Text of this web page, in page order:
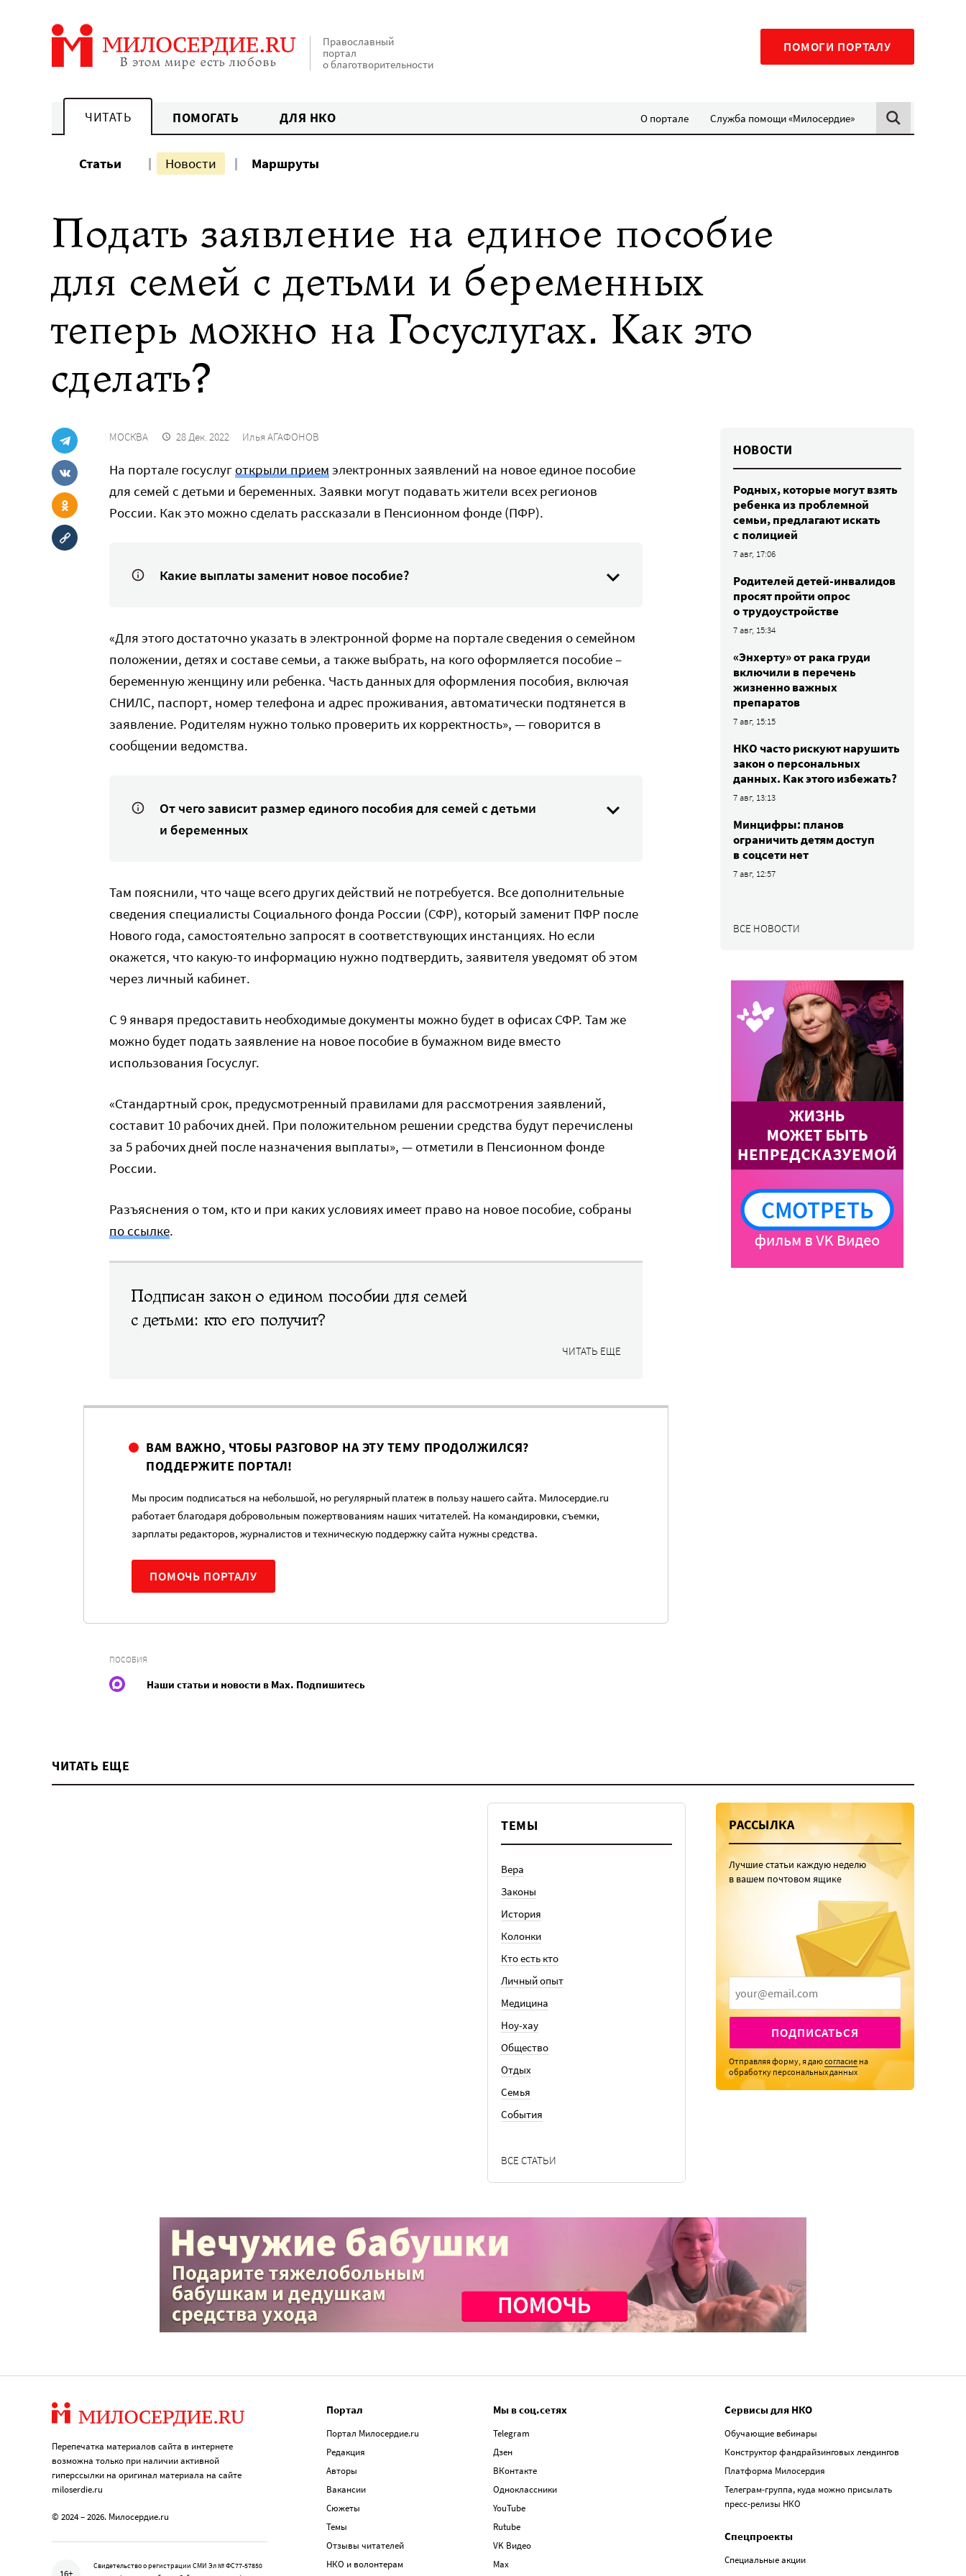
Православный
портал
о благотворительности
ПОМОГИ ПОРТАЛУ
ЧИТАТЬ ПОМОГАТЬ ДЛЯ НКО О портале Служба помощи «Милосердие»
Статьи Новости Маршруты
Подать заявление на единое пособие
для семей с детьми и беременных
теперь можно на Госуслугах. Как это
сделать?
МОСКВА 28 Дек. 2022 Илья АГАФОНОВ
На портале госуслуготкрыли приемэлектронных заявлений на новое единое пособие
для семей с детьми и беременных. Заявки могут подавать жители всех регионов
России. Как это можно сделать рассказали в Пенсионном фонде (ПФР).
Какие выплаты заменит новое пособие?
«Для этого достаточно указать в электронной форме на портале сведения о семейном
положении, детях и составе семьи, а также выбрать, на кого оформляется пособие –
беременную женщину или ребенка. Часть данных для оформления пособия, включая
СНИЛС, паспорт, номер телефона и адрес проживания, автоматически подтянется в
заявление. Родителям нужно только проверить их корректность», — говорится в
сообщении ведомства.
От чего зависит размер единого пособия для семей с детьми
и беременных
Там пояснили, что чаще всего других действий не потребуется. Все дополнительные
сведения специалисты Социального фонда России (СФР), который заменит ПФР после
Нового года, самостоятельно запросят в соответствующих инстанциях. Но если
окажется, что какую-то информацию нужно подтвердить, заявителя уведомят об этом
через личный кабинет.
С 9 января предоставить необходимые документы можно будет в офисах СФР. Там же
можно будет подать заявление на новое пособие в бумажном виде вместо
использования Госуслуг.
«Стандартный срок, предусмотренный правилами для рассмотрения заявлений,
составит 10 рабочих дней. При положительном решении средства будут перечислены
за 5 рабочих дней после назначения выплаты», — отметили в Пенсионном фонде
России.
Разъяснения о том, кто и при каких условиях имеет право на новое пособие, собраны
по ссылке.
Подписан закон о едином пособии для семей
с детьми: кто его получит?
ЧИТАТЬ ЕЩЕ
ВАМ ВАЖНО, ЧТОБЫ РАЗГОВОР НА ЭТУ ТЕМУ ПРОДОЛЖИЛСЯ?
ПОДДЕРЖИТЕ ПОРТАЛ!
Мы просим подписаться на небольшой, но регулярный платеж в пользу нашего сайта. Милосердие.ru
работает благодаря добровольным пожертвованиям наших читателей. На командировки, съемки,
зарплаты редакторов, журналистов и техническую поддержку сайта нужны средства.
ПОМОЧЬ ПОРТАЛУ
ПОСОБИЯ
Наши статьи и новости в Max. Подпишитесь
НОВОСТИ
Родных, которые могут взять
ребенка из проблемной
семьи, предлагают искать
с полицией
7 авг, 17:06
Родителей детей-инвалидов
просят пройти опрос
о трудоустройстве
7 авг, 15:34
«Энхерту» от рака груди
включили в перечень
жизненно важных
препаратов
7 авг, 15:15
НКО часто рискуют нарушить
закон о персональных
данных. Как этого избежать?
7 авг, 13:13
Минцифры: планов
ограничить детям доступ
в соцсети нет
7 авг, 12:57
ВСЕ НОВОСТИ
ЧИТАТЬ ЕЩЕ
ТЕМЫ
Вера
Законы
История
Колонки
Кто есть кто
Личный опыт
Медицина
Ноу-хау
Общество
Отдых
Семья
События
ВСЕ СТАТЬИ
РАССЫЛКА
Лучшие статьи каждую неделю
в вашем почтовом ящике
ПОДПИСАТЬСЯ
Отправляя форму, я даюсогласие на
обработку персональных данных
Перепечатка материалов сайта в интернете
возможна только при наличии активной
гиперссылки на оригинал материала на сайте
miloserdie.ru
© 2024 – 2026. Милосердие.ru
16+
Свидетельство о регистрации СМИ Эл № ФС77-57850
Портал
Портал Милосердие.ru
Редакция
Авторы
Вакансии
Сюжеты
Темы
Отзывы читателей
НКО и волонтерам
Мы в соц.сетях
Telegram
Дзен
ВКонтакте
Одноклассники
YouTube
Rutube
VK Видео
Max
Сервисы для НКО
Обучающие вебинары
Конструктор фандрайзинговых лендингов
Платформа Милосердия
Телеграм-группа, куда можно присылать
пресс-релизы НКО
Спецпроекты
Специальные акции